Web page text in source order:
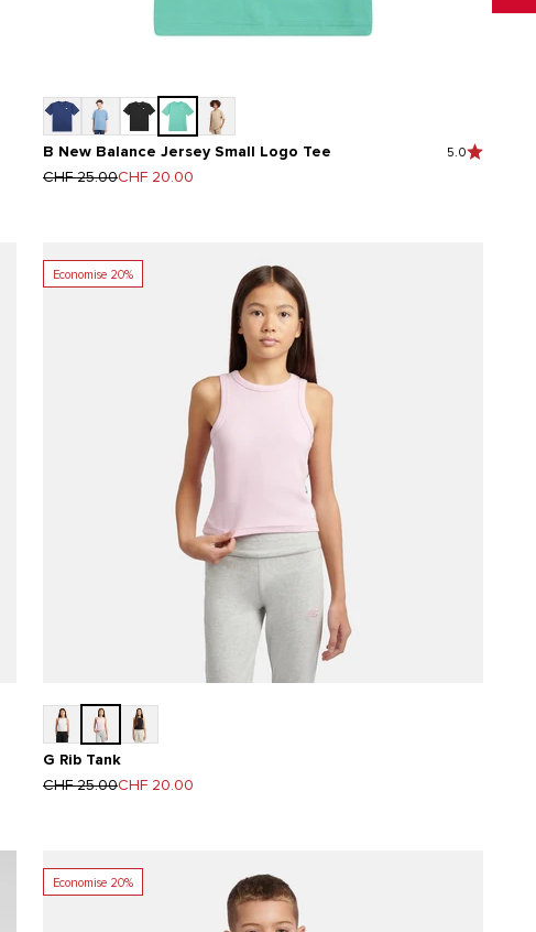
B New Balance Jersey Small Logo Tee 5.0
Prix normal
CHF 25.00Prix de vente
CHF 20.00
Economise 20%
G Rib Tank
Prix normal
CHF 25.00Prix de vente
CHF 20.00
Economise 20%